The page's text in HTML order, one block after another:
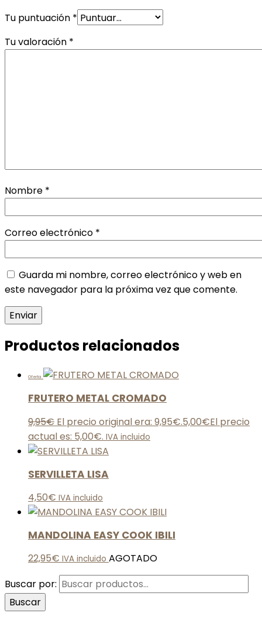
Tu puntuación *
Tu valoración *
Nombre *
Correo electrónico *
Guarda mi nombre, correo electrónico y web en
este navegador para la próxima vez que comente.
Productos relacionados
Oferta
FRUTERO METAL CROMADO
9,95€ El precio original era: 9,95€.5,00€El precio
actual es: 5,00€. IVA incluido
SERVILLETA LISA
4,50€ IVA incluido
MANDOLINA EASY COOK IBILI
22,95€ IVA incluido AGOTADO
Buscar por:
Buscar